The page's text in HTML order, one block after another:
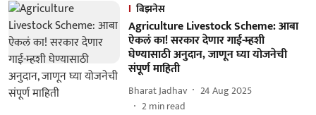
बिझनेस
Agriculture Livestock Scheme: आबा
ऐकलं का! सरकार देणार गाई-म्हशी
घेण्यासाठी अनुदान, जाणून घ्या योजनेची
संपूर्ण माहिती
Bharat Jadhav
24 Aug 2025
2min read